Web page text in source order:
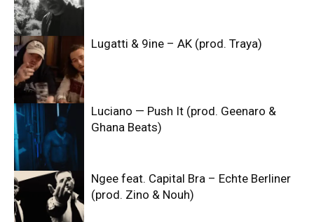
Lugatti & 9ine – AK (prod. Traya)
Luciano — Push It (prod. Geenaro &
Ghana Beats)
Ngee feat. Capital Bra – Echte Berliner
(prod. Zino & Nouh)